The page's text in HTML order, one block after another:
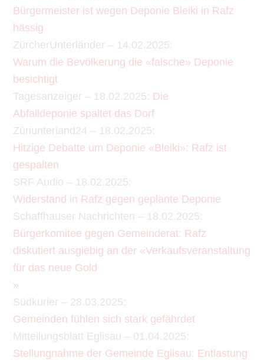
Bürgermeister ist wegen Deponie Bleiki in Rafz
hässig
ZürcherUnterländer – 14.02.2025:
Warum die Bevölkerung die «falsche» Deponie
besichtigt
Tagesanzeiger – 18.02.2025: Die
Abfalldeponie spaltet das Dorf
Züriunterland24 – 18.02.2025:
Hitzige Debatte um Deponie «Bleiki»: Rafz ist
gespalten
SRF Audio – 18.02.2025:
Widerstand in Rafz gegen geplante Deponie
Schaffhauser Nachrichten – 18.02.2025:
Bürgerkomitee gegen Gemeinderat: Rafz
diskutiert ausgiebig an der «Verkaufsveranstaltung
für das neue Gold
»
Südkurier – 28.03.2025:
Gemeinden fühlen sich stark gefährdet
Mitteilungsblatt Eglisau – 01.04.2025:
Stellungnahme der Gemeinde Eglisau: Entlastung